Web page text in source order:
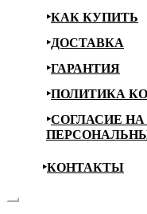
КАК КУПИТЬ
ДОСТАВКА
ГАРАНТИЯ
ПОЛИТИКА
СОГЛАСИЕ
КОНТАКТЫ